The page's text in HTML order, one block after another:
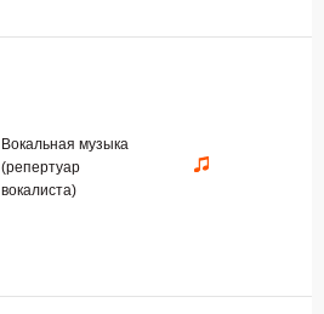
Вокальная музыка
(репертуар
вокалиста)